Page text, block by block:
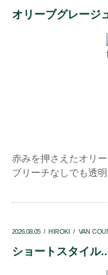
オリーブグレージ
赤みを押さえたオリ
ブリーチなしでも透
2026.08.05 HIROKI VAN
ショートスタイル